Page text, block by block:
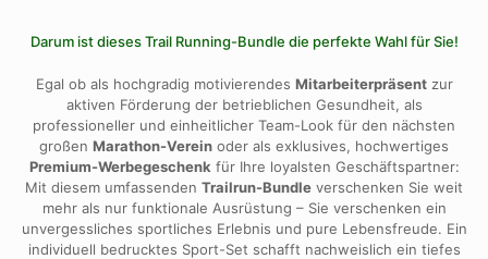
Darum ist dieses Trail Running-Bundle die perfekte Wahl für Sie!
Egal ob als hochgradig motivierendes Mitarbeiterpräsentzur
aktiven Förderung der betrieblichen Gesundheit, als
professioneller und einheitlicher Team-Look für den nächsten
großen Marathon-Verein oder als exklusives, hochwertiges
Premium-Werbegeschenk für Ihre loyalsten Geschäftspartner:
Mit diesem umfassenden Trailrun-Bundle verschenken Sie weit
mehr als nur funktionale Ausrüstung – Sie verschenken ein
unvergessliches sportliches Erlebnis und pure Lebensfreude. Ein
individuell bedrucktes Sport-Set schafft nachweislich ein tiefes